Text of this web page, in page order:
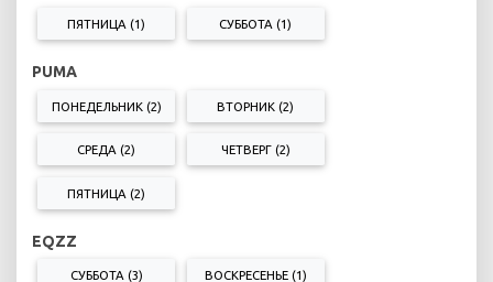
ПЯТНИЦА (1) СУББОТА (1)
PUMA
ПОНЕДЕЛЬНИК (2) ВТОРНИК (2)
СРЕДА (2) ЧЕТВЕРГ (2)
ПЯТНИЦА (2)
EQZZ
СУББОТА (3) ВОСКРЕСЕНЬЕ (1)